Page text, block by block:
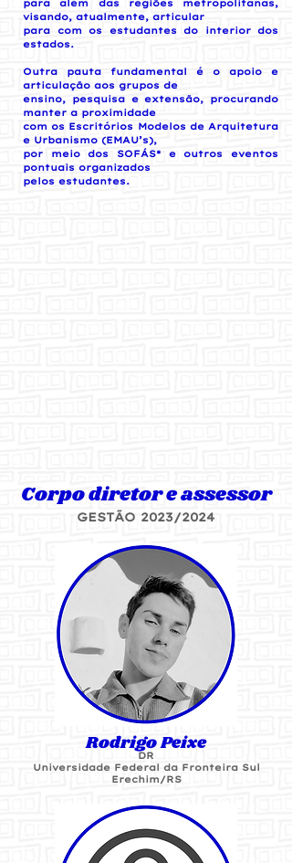
para além das regiões metropolitanas,
visando, atualmente, articular
para com os estudantes do interior dos
estados.
Outra pauta fundamental é o apoio e
articulação aos grupos de
ensino, pesquisa e extensão, procurando
manter a proximidade
com os Escritórios Modelos de Arquitetura
e Urbanismo (EMAU’s),
por meio dos SOFÁS* e outros eventos
pontuais organizados
pelos estudantes.
Corpo diretor e assessor
GESTÃO 2023/2024
Rodrigo Peixe
DR
Universidade Federal da Fronteira Sul
Erechim/RS